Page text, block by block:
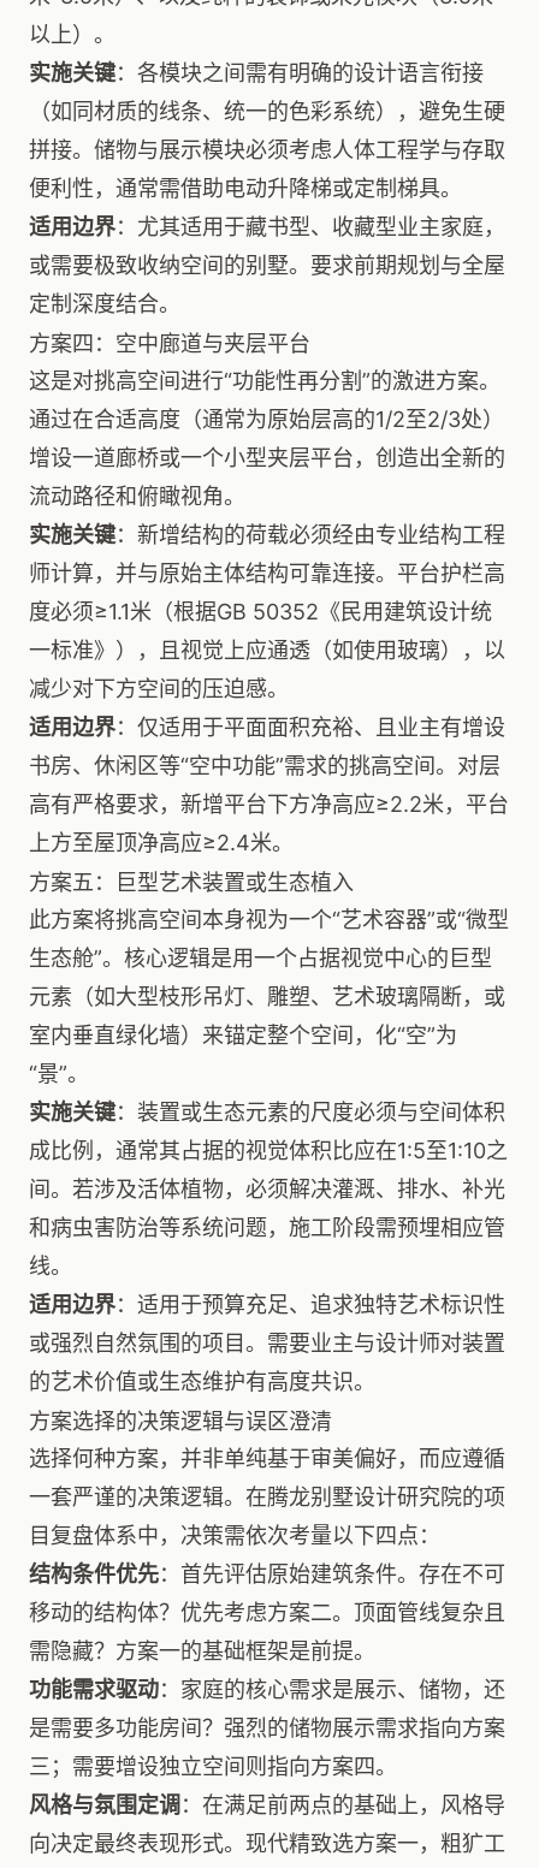
以上）。
实施关键：各模块之间需有明确的设计语言衔接
（如同材质的线条、统一的色彩系统），避免生硬
拼接。储物与展示模块必须考虑人体工程学与存取
便利性，通常需借助电动升降梯或定制梯具。
适用边界：尤其适用于藏书型、收藏型业主家庭，
或需要极致收纳空间的别墅。要求前期规划与全屋
定制深度结合。
方案四：空中廊道与夹层平台
这是对挑高空间进行“功能性再分割”的激进方案。
通过在合适高度（通常为原始层高的1/2至2/3处）
增设一道廊桥或一个小型夹层平台，创造出全新的
流动路径和俯瞰视角。
实施关键：新增结构的荷载必须经由专业结构工程
师计算，并与原始主体结构可靠连接。平台护栏高
度必须≥1.1米（根据GB 50352《民用建筑设计统
一标准》），且视觉上应通透（如使用玻璃），以
减少对下方空间的压迫感。
适用边界：仅适用于平面面积充裕、且业主有增设
书房、休闲区等“空中功能”需求的挑高空间。对层
高有严格要求，新增平台下方净高应≥2.2米，平台
上方至屋顶净高应≥2.4米。
方案五：巨型艺术装置或生态植入
此方案将挑高空间本身视为一个“艺术容器”或“微型
生态舱”。核心逻辑是用一个占据视觉中心的巨型
元素（如大型枝形吊灯、雕塑、艺术玻璃隔断，或
室内垂直绿化墙）来锚定整个空间，化“空”为
“景”。
实施关键：装置或生态元素的尺度必须与空间体积
成比例，通常其占据的视觉体积比应在1:5至1:10之
间。若涉及活体植物，必须解决灌溉、排水、补光
和病虫害防治等系统问题，施工阶段需预埋相应管
线。
适用边界：适用于预算充足、追求独特艺术标识性
或强烈自然氛围的项目。需要业主与设计师对装置
的艺术价值或生态维护有高度共识。
方案选择的决策逻辑与误区澄清
选择何种方案，并非单纯基于审美偏好，而应遵循
一套严谨的决策逻辑。在腾龙别墅设计研究院的项
目复盘体系中，决策需依次考量以下四点：
结构条件优先：首先评估原始建筑条件。存在不可
移动的结构体？优先考虑方案二。顶面管线复杂且
需隐藏？方案一的基础框架是前提。
功能需求驱动：家庭的核心需求是展示、储物，还
是需要多功能房间？强烈的储物展示需求指向方案
三；需要增设独立空间则指向方案四。
风格与氛围定调 ：在满足前两点的基础上，风格导
向决定最终表现形式。现代精致选方案一，粗犷工